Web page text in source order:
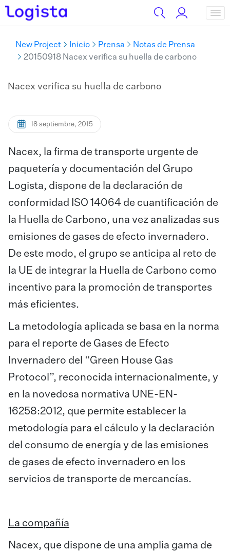
New Project Inicio Prensa
Notas de Prensa
20150918 Nacex verifica su huella de carbono
Nacex verifica su huella de carbono
18 septiembre, 2015
Nacex, la firma de transporte urgente de
paquetería y documentación del Grupo
Logista, dispone de la declaración de
conformidad ISO 14064 de cuantificación de
la Huella de Carbono, una vez analizadas sus
emisiones de gases de efecto invernadero.
De este modo, el grupo se anticipa al reto de
la UE de integrar la Huella de Carbono como
incentivo para la promoción de transportes
más eficientes.
La metodología aplicada se basa en la norma
para el reporte de Gases de Efecto
Invernadero del “Green House Gas
Protocol”, reconocida internacionalmente, y
en la novedosa normativa UNE-EN-
16258:2012, que permite establecer la
metodología para el cálculo y la declaración
del consumo de energía y de las emisiones
de gases de efecto invernadero en los
servicios de transporte de mercancías.
La compañía
Nacex, que dispone de una amplia gama de